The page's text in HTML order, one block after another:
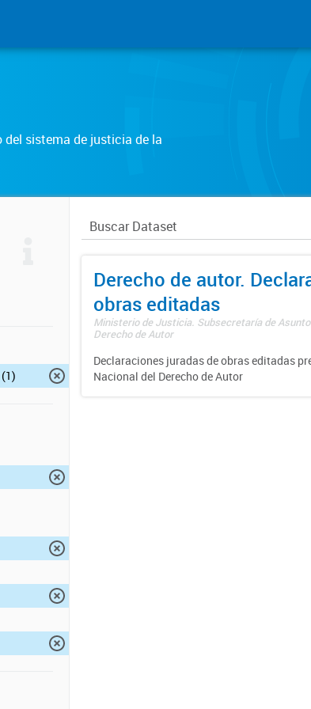
sistema de justicia de la
Derecho de autor.
obras editadas
Ministerio de Justicia. Subsecretaría de
Derecho de Autor
Declaraciones juradas de obras editadas
Nacional del Derecho de Autor